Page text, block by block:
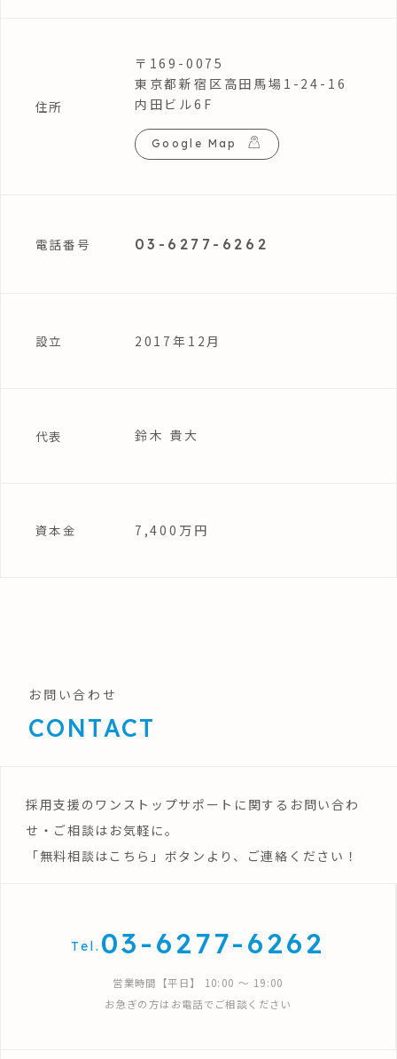
住所
〒169-0075
東京都新宿区高田馬場1-24-16
内田ビル6F
Google Map
電話番号 03-6277-6262
設立 2017年12月
代表 鈴木 貴大
資本金 7,400万円
お問い合わせ
CONTACT
採用支援のワンストップサポートに関するお問い合わ
せ・ご相談はお気軽に。
「無料相談はこちら」ボタンより、ご連絡ください！
Tel. 03-6277-6262
営業時間【平日】 10:00 〜 19:00
お急ぎの方はお電話でご相談ください